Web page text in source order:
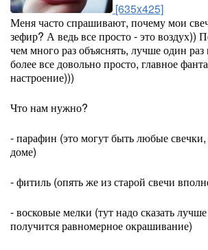
[635x425]
Меня часто спрашивают, почему мои
зефир? А ведь все просто - это воздух))
чем много раз объяснять, лучше один раз
более все довольно просто, главное
настроение)))
Что нам нужно?
- парафин (это могут быть любые свечки,
доме)
- фитиль (опять же из старой свечи
- восковые мелки (тут надо сказать
получится равномерное окрашивание)